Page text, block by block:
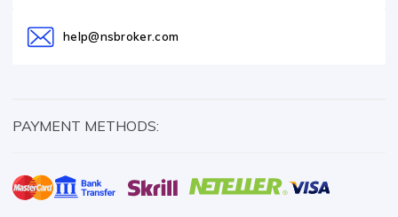
help@nsbroker.com
PAYMENT METHODS: